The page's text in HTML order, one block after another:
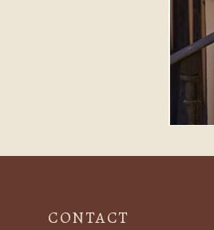
CONTACT